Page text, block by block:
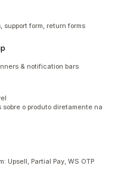
support form, return forms
& notification bars
o produto diretamente na
Upsell, Partial Pay, WS OTP